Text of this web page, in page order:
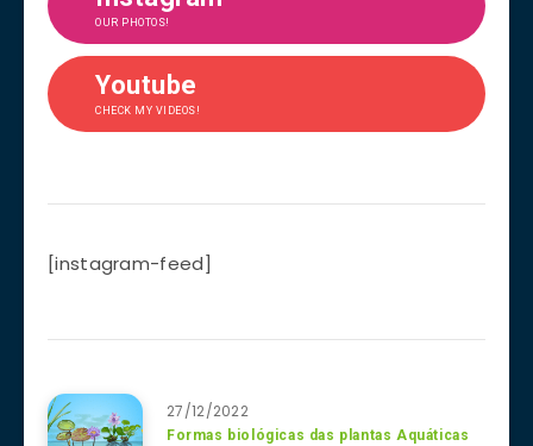
OUR PHOTOS!
Youtube
CHECK MY VIDEOS!
[instagram-feed]
27/12/2022
Formas biológicas das plantas Aquáticas